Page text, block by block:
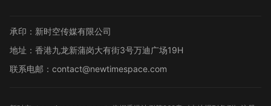
承印：新时空传媒有限公司
地址：香港九龙新蒲岗大有街3号万迪广场19H
联系电邮：contact@newtimespace.com